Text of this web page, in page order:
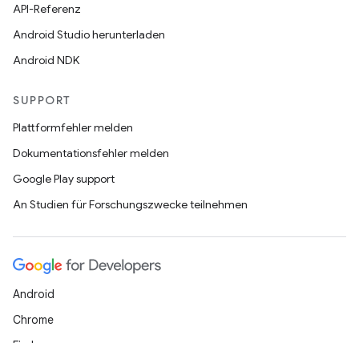
API-Referenz
Android Studio herunterladen
Android NDK
SUPPORT
Plattformfehler melden
Dokumentationsfehler melden
Google Play support
An Studien für Forschungszwecke teilnehmen
Android
Chrome